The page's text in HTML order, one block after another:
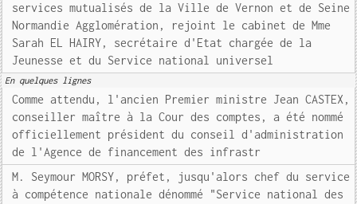
services mutualisés de la Ville de Vernon et de Seine
Normandie Agglomération, rejoint le cabinet de Mme
Sarah EL HAIRY, secrétaire d'Etat chargée de la
Jeunesse et du Service national universel
En quelques lignes
Comme attendu, l'ancien Premier ministre Jean CASTEX,
conseiller maître à la Cour des comptes, a été nommé
officiellement président du conseil d'administration
de l'Agence de financement des infrastr
M. Seymour MORSY, préfet, jusqu'alors chef du service
à compétence nationale dénommé "Service national des